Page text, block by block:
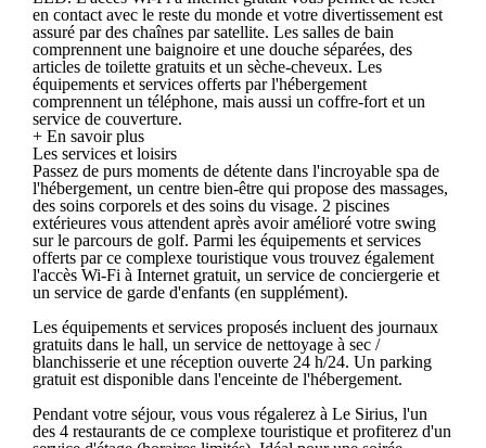
en contact avec le reste du monde et votre divertissement est
assuré par des chaînes par satellite. Les salles de bain
comprennent une baignoire et une douche séparées, des
articles de toilette gratuits et un sèche-cheveux. Les
équipements et services offerts par l'hébergement
comprennent un téléphone, mais aussi un coffre-fort et un
service de couverture.
+ En savoir plus
Les services et loisirs
Passez de purs moments de détente dans l'incroyable spa de
l'hébergement, un centre bien-être qui propose des massages,
des soins corporels et des soins du visage. 2 piscines
extérieures vous attendent après avoir amélioré votre swing
sur le parcours de golf. Parmi les équipements et services
offerts par ce complexe touristique vous trouvez également
l'accès Wi-Fi à Internet gratuit, un service de conciergerie et
un service de garde d'enfants (en supplément).
Les équipements et services proposés incluent des journaux
gratuits dans le hall, un service de nettoyage à sec /
blanchisserie et une réception ouverte 24 h/24. Un parking
gratuit est disponible dans l'enceinte de l'hébergement.
Pendant votre séjour, vous vous régalerez à Le Sirius, l'un
des 4 restaurants de ce complexe touristique et profiterez d'un